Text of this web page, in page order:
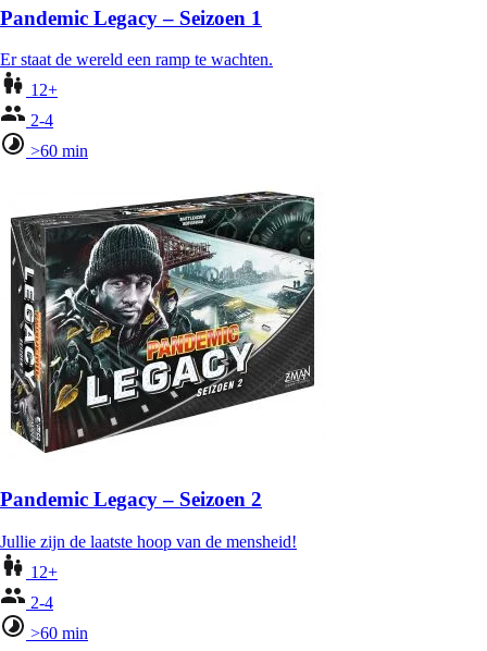
Pandemic Legacy – Seizoen 1
Er staat de wereld een ramp te wachten.
12+
2-4
>60 min
Pandemic Legacy – Seizoen 2
Jullie zijn de laatste hoop van de mensheid!
12+
2-4
>60 min